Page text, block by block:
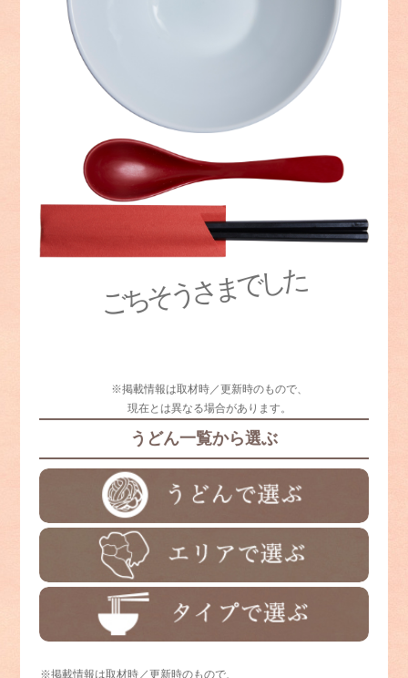
ごちそうさまでした
※掲載情報は取材時／更新時のもので、
※掲載情報は取材時／更新時のもので、
現在とは異なる場合があります。
うどん一覧から選ぶ